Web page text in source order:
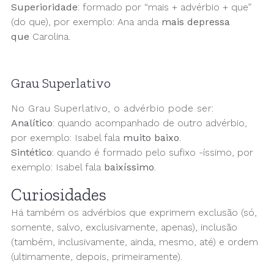
Superioridade: formado por “mais + advérbio + que”
(do que), por exemplo: Ana anda mais depressa
que Carolina.
Grau Superlativo
No Grau Superlativo, o advérbio pode ser:
Analítico: quando acompanhado de outro advérbio,
por exemplo: Isabel fala muito baixo
Sintético: quando é formado pelo sufixo -íssimo, por
exemplo: Isabel fala baixíssimo
Curiosidades
Há também os advérbios que exprimem exclusão (só,
somente, salvo, exclusivamente, apenas), inclusão
(também, inclusivamente, ainda, mesmo, até) e ordem
(ultimamente, depois, primeiramente).